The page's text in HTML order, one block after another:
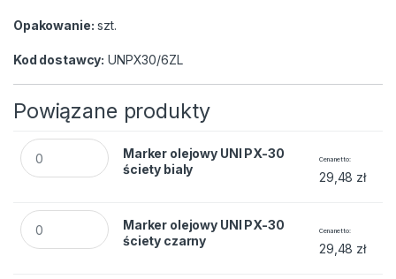
Opakowanie: szt.
Kod dostawcy: UNPX30/6ZL
Powiązane produkty
Marker olejowy UNI PX-30 ściety bialy quantity
Marker olejowy UNI PX-30
ściety bialy
Cena netto
29,48 zł
Marker olejowy UNI PX-30 ściety czarny quantity
Marker olejowy UNI PX-30
ściety czarny
Cena netto
29,48 zł